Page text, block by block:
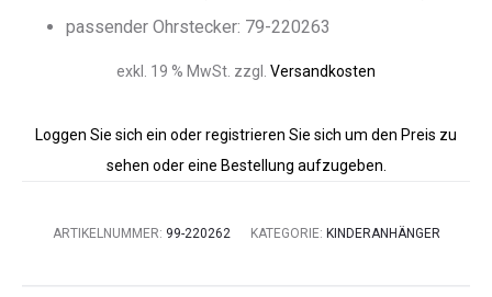
passender Ohrstecker: 79-220263
exkl. 19 % MwSt. zzgl. Versandkosten
Loggen Sie sich ein oder registrieren Sie sich um den Preis zu
sehen oder eine Bestellung aufzugeben.
ARTIKELNUMMER: 99-220262 KATEGORIE: KINDERANHÄNGER